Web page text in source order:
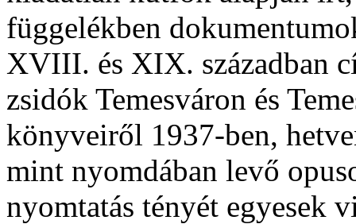
függelékben
XVIII. és XIX. században
zsidók Temesváron és
könyveiről 1937-ben,
mint nyomdában levő
nyomtatás tényét egyesek